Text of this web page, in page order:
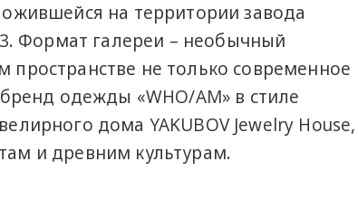
на территории завода
Формат галереи – необычный
не только современное
одежды «WHO/AM» в стиле
дома YAKUBOV Jewelry House,
и древним культурам.